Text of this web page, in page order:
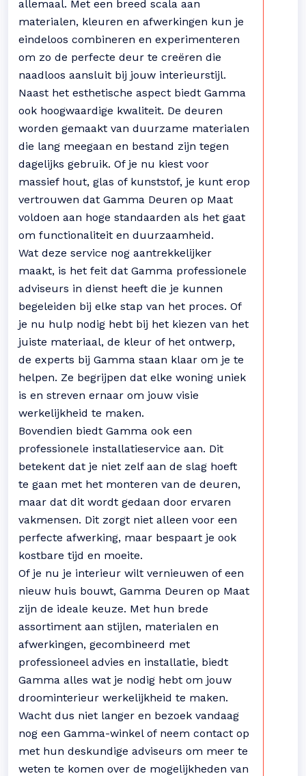
allemaal. Met een breed scala aan
materialen, kleuren en afwerkingen kun je
eindeloos combineren en experimenteren
om zo de perfecte deur te creëren die
naadloos aansluit bij jouw interieurstijl.
Naast het esthetische aspect biedt Gamma
ook hoogwaardige kwaliteit. De deuren
worden gemaakt van duurzame materialen
die lang meegaan en bestand zijn tegen
dagelijks gebruik. Of je nu kiest voor
massief hout, glas of kunststof, je kunt erop
vertrouwen dat Gamma Deuren op Maat
voldoen aan hoge standaarden als het gaat
om functionaliteit en duurzaamheid.
Wat deze service nog aantrekkelijker
maakt, is het feit dat Gamma professionele
adviseurs in dienst heeft die je kunnen
begeleiden bij elke stap van het proces. Of
je nu hulp nodig hebt bij het kiezen van het
juiste materiaal, de kleur of het ontwerp,
de experts bij Gamma staan klaar om je te
helpen. Ze begrijpen dat elke woning uniek
is en streven ernaar om jouw visie
werkelijkheid te maken.
Bovendien biedt Gamma ook een
professionele installatieservice aan. Dit
betekent dat je niet zelf aan de slag hoeft
te gaan met het monteren van de deuren,
maar dat dit wordt gedaan door ervaren
vakmensen. Dit zorgt niet alleen voor een
perfecte afwerking, maar bespaart je ook
kostbare tijd en moeite.
Of je nu je interieur wilt vernieuwen of een
nieuw huis bouwt, Gamma Deuren op Maat
zijn de ideale keuze. Met hun brede
assortiment aan stijlen, materialen en
afwerkingen, gecombineerd met
professioneel advies en installatie, biedt
Gamma alles wat je nodig hebt om jouw
droominterieur werkelijkheid te maken.
Wacht dus niet langer en bezoek vandaag
nog een Gamma-winkel of neem contact op
met hun deskundige adviseurs om meer te
weten te komen over de mogelijkheden van